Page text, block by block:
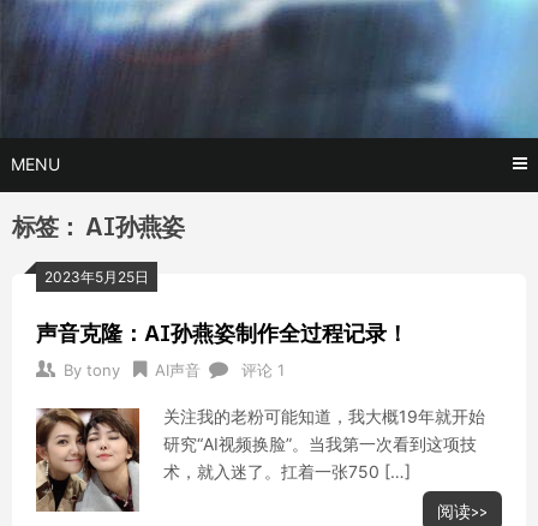
托尼不是
塔克
玩转AI黑科技,AI换脸，AI绘画，AI聊天….
MENU
标签： AI孙燕姿
2023年5月25日
声音克隆：AI孙燕姿制作全过程记录！
By tony AI声音 评论 1
关注我的老粉可能知道，我大概19年就开始
研究“AI视频换脸”。当我第一次看到这项技
术，就入迷了。扛着一张750 […]
阅读>>